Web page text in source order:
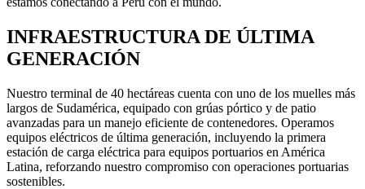
INFRAESTRUCTURA DE ÚLTIMA
GENERACIÓN
Nuestro terminal de 40 hectáreas cuenta con uno de los muelles más
largos de Sudamérica, equipado con grúas pórtico y de patio
avanzadas para un manejo eficiente de contenedores. Operamos
equipos eléctricos de última generación, incluyendo la primera
estación de carga eléctrica para equipos portuarios en América
Latina, reforzando nuestro compromiso con operaciones portuarias
sostenibles.